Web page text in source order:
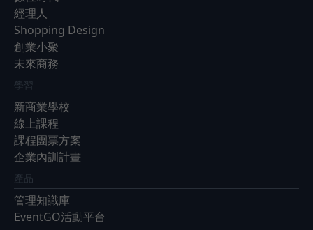
經理人
Shopping Design
創業小聚
未來商務
學習
新商業學校
線上課程
課程團票方案
企業內訓計畫
產品
管理知識庫
EventGO活動平台